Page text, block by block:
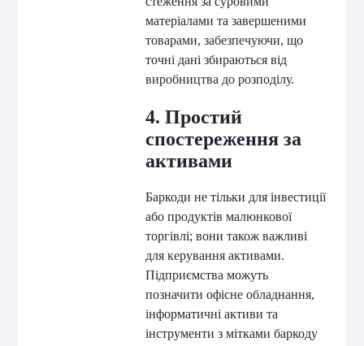
матеріалами та завершеними
товарами, забезпечуючи, що
точні дані збираються від
виробництва до розподілу.
4. Простий
спостереження за
активами
Баркоди не тільки для інвестиції
або продуктів малюнкової
торгівлі; вони також важливі
для керування активами.
Підприємства можуть
позначити офісне обладнання,
інформатичні активи та
інструменти з мітками баркоду